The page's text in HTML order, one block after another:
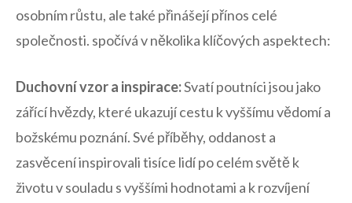
osobním růstu, ‌ale ​také přinášejí​ přínos celé
⁢společnosti. spočívá v několika​ klíčových aspektech:
Duchovní vzor a inspirace:Svatí poutníci jsou jako
zářící hvězdy, které ukazují⁤ cestu k⁤ vyššímu vědomí a
božskému poznání. Své příběhy, oddanost a
⁤zasvěcení inspirovali tisíce lidí po celém světě k
životu v souladu s​ vyššími ⁣hodnotami a k‍ rozvíjení